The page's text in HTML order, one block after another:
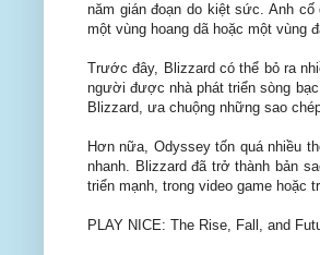
năm gián đoạn do kiệt sức. Anh
một vùng hoang dã hoặc một vùng
Trước đây, Blizzard có thể bỏ ra
người được nhà phát triển sòng
Blizzard, ưa chuộng những sao
Hơn nữa, Odyssey tốn quá nhiều
nhanh. Blizzard đã trở thành bản
triển mạnh, trong video game hoặc
PLAY NICE: The Rise, Fall, and